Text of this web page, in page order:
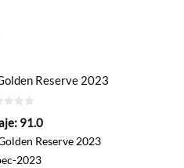
Reserve 2023
91.0
Reserve 2023
2023